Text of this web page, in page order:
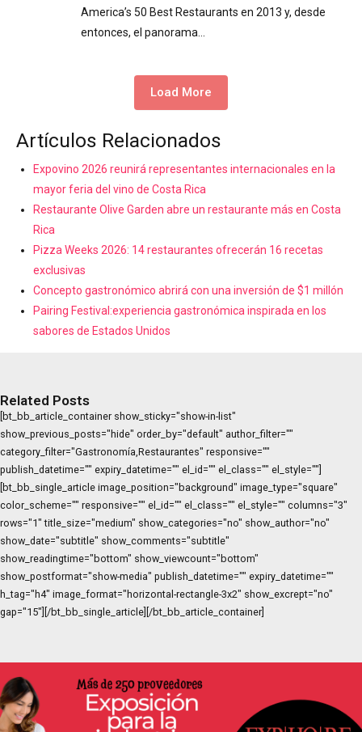
America’s 50 Best Restaurants en 2013 y, desde
entonces, el panorama…
Load More
Artículos Relacionados
Expovino 2026 reunirá representantes internacionales en la
mayor feria del vino de Costa Rica
Restaurante Olive Garden abre un restaurante más en Costa
Rica
Pizza Weeks 2026: 14 restaurantes ofrecerán 16 recetas
exclusivas
Concepto gastronómico abrirá con una inversión de $1 millón
Pairing Festival:experiencia gastronómica inspirada en los
sabores de Estados Unidos
Related Posts
[bt_bb_article_container show_sticky="show-in-list"
show_previous_posts="hide" order_by="default" author_filter=""
category_filter="Gastronomía,Restaurantes" responsive=""
publish_datetime="" expiry_datetime="" el_id="" el_class="" el_style=""]
[bt_bb_single_article image_position="background" image_type="square"
color_scheme="" responsive="" el_id="" el_class="" el_style="" columns="3"
rows="1" title_size="medium" show_categories="no" show_author="no"
show_date="subtitle" show_comments="subtitle"
show_readingtime="bottom" show_viewcount="bottom"
show_postformat="show-media" publish_datetime="" expiry_datetime=""
h_tag="h4" image_format="horizontal-rectangle-3x2" show_excrept="no"
gap="15"][/bt_bb_single_article][/bt_bb_article_container]